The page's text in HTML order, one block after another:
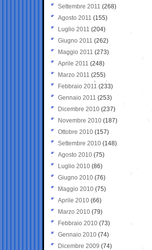
Settembre 2011 (268)
Agosto 2011 (155)
Luglio 2011 (204)
Giugno 2011 (262)
Maggio 2011 (273)
Aprile 2011 (248)
Marzo 2011 (255)
Febbraio 2011 (233)
Gennaio 2011 (253)
Dicembre 2010 (237)
Novembre 2010 (187)
Ottobre 2010 (157)
Settembre 2010 (148)
Agosto 2010 (75)
Luglio 2010 (86)
Giugno 2010 (76)
Maggio 2010 (75)
Aprile 2010 (66)
Marzo 2010 (79)
Febbraio 2010 (73)
Gennaio 2010 (74)
Dicembre 2009 (74)